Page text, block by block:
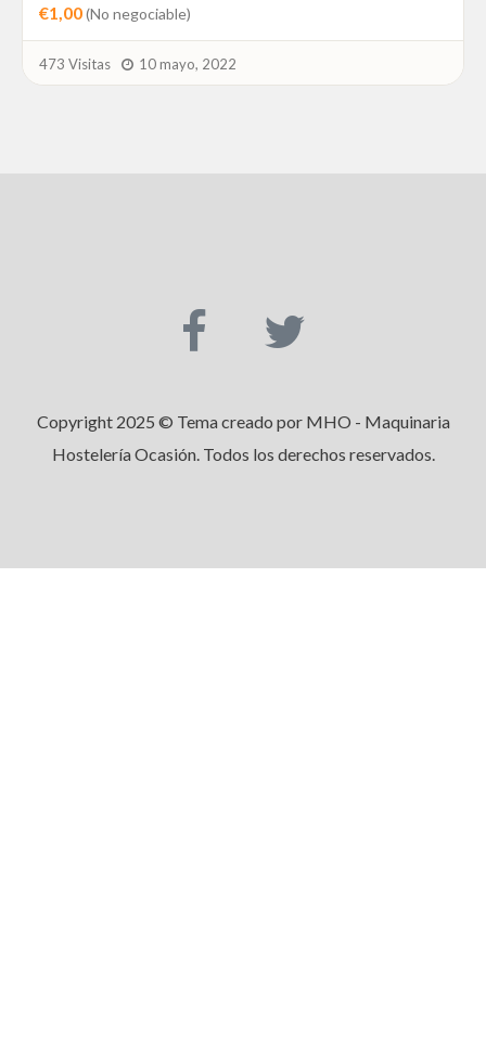
€1,00(No negociable)
473 Visitas 10 mayo, 2022
Copyright 2025 © Tema creado por MHO - Maquinaria
Hostelería Ocasión. Todos los derechos reservados.